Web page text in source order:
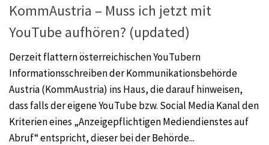
KommAustria – Muss ich jetzt mit
YouTube aufhören? (updated)
Derzeit flattern österreichischen YouTubern
Informationsschreiben der Kommunikationsbehörde
Austria (KommAustria) ins Haus, die darauf hinweisen,
dass falls der eigene YouTube bzw. Social Media Kanal den
Kriterien eines „Anzeigepflichtigen Mediendienstes auf
Abruf“ entspricht, dieser bei der Behörde...